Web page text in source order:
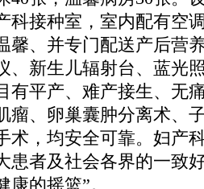
科接种室，室内配有空
馨、并专门配送产后营
、新生儿辐射台、蓝光
有平产、难产接生、无
瘤、卵巢囊肿分离术、
术，均安全可靠。妇产
患者及社会各界的一致